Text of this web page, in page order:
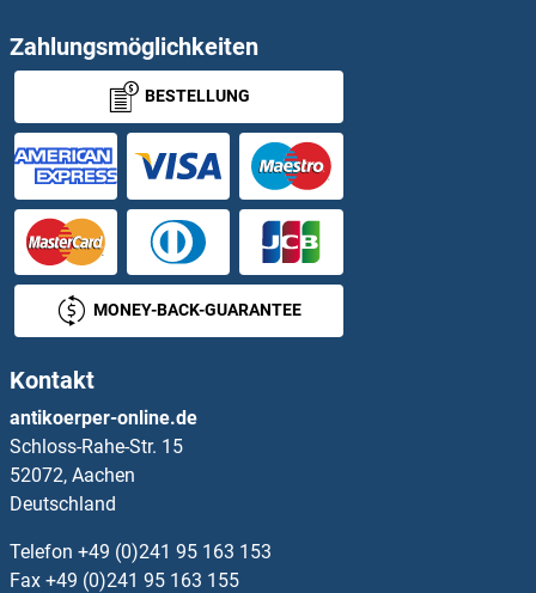
ADD2 ELISA Kits
Adenosine A2a Receptor ELISA Kits
Adenosine A2b Receptor ELISA Kits
Adenosine A3 Receptor ELISA Kits
Adenosylmethionine Decarboxylase 1 ELISA Kits
Adenylate Kinase 1 ELISA Kits
Adenylate Kinase 2 ELISA Kits
Adenylate Kinase 3 ELISA Kits
Adenylosuccinate Lyase ELISA Kits
Zahlungsmöglichkeiten
BESTELLUNG
MONEY-BACK-GUARANTEE
Kontakt
antikoerper-online.de
Schloss-Rahe-Str. 15
52072, Aachen
Deutschland
Telefon +49 (0)241 95 163 153
Fax +49 (0)241 95 163 155